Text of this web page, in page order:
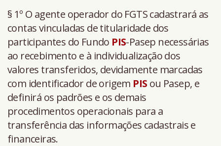
§ 1º O agente operador do FGTS cadastrará as
contas vinculadas de titularidade dos
participantes do Fundo PIS-Pasep necessárias
ao recebimento e à individualização dos
valores transferidos, devidamente marcadas
com identificador de origem PIS ou Pasep, e
definirá os padrões e os demais
procedimentos operacionais para a
transferência das informações cadastrais e
financeiras.